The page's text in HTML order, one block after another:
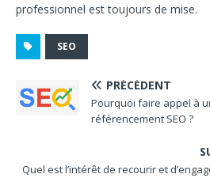
professionnel est toujours de mise.
SEO
PRÉCÉDENT
Pourquoi faire appel à
référencement SEO ?
Quel est l’intérêt de recourir et